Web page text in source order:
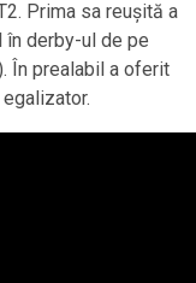
Prima sa reușită a
derby-ul de pe
În prealabil a oferit